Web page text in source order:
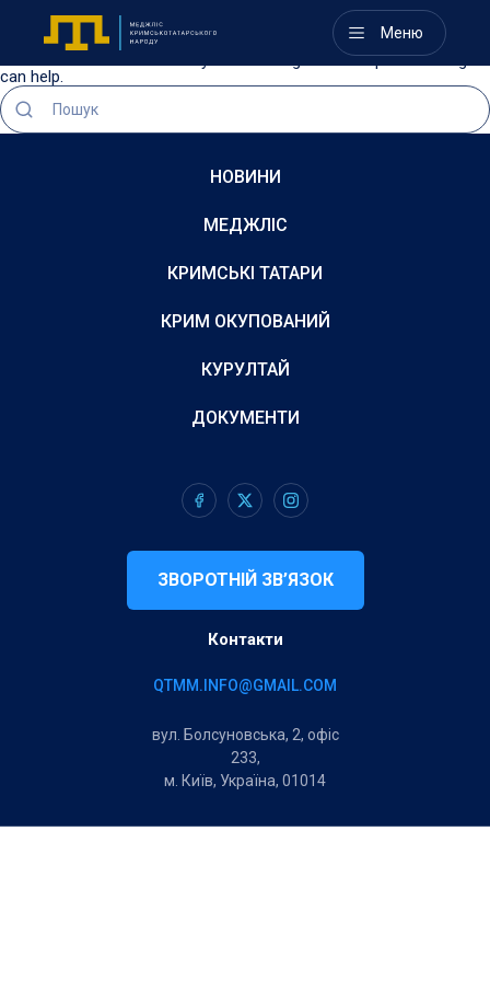
Меню
Nothing Found
It seems we can’t find what you’re looking for. Perhaps searching
can help.
НОВИНИ
МЕДЖЛІС
КРИМСЬКІ ТАТАРИ
КРИМ ОКУПОВАНИЙ
КУРУЛТАЙ
ДОКУМЕНТИ
ЗВОРОТНІЙ ЗВ’ЯЗОК
Контакти
QTMM.INFO@GMAIL.COM
вул. Болсуновська, 2, офіс
233,
м. Київ, Україна, 01014